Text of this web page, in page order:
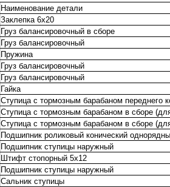
Наименование детали
Заклепка 6х20
Груз балансировочный в сборе
Груз балансировочный
Пружина
Груз балансировочный
Груз балансировочный
Гайка
Ступица с тормозным барабаном переднего
Ступица с тормозным барабаном в сборе
Ступица с тормозным барабаном в сборе
Подшипник роликовый конический
Подшипник ступицы наружный
Штифт стопорный 5х12
Подшипник ступицы наружный
Сальник ступицы